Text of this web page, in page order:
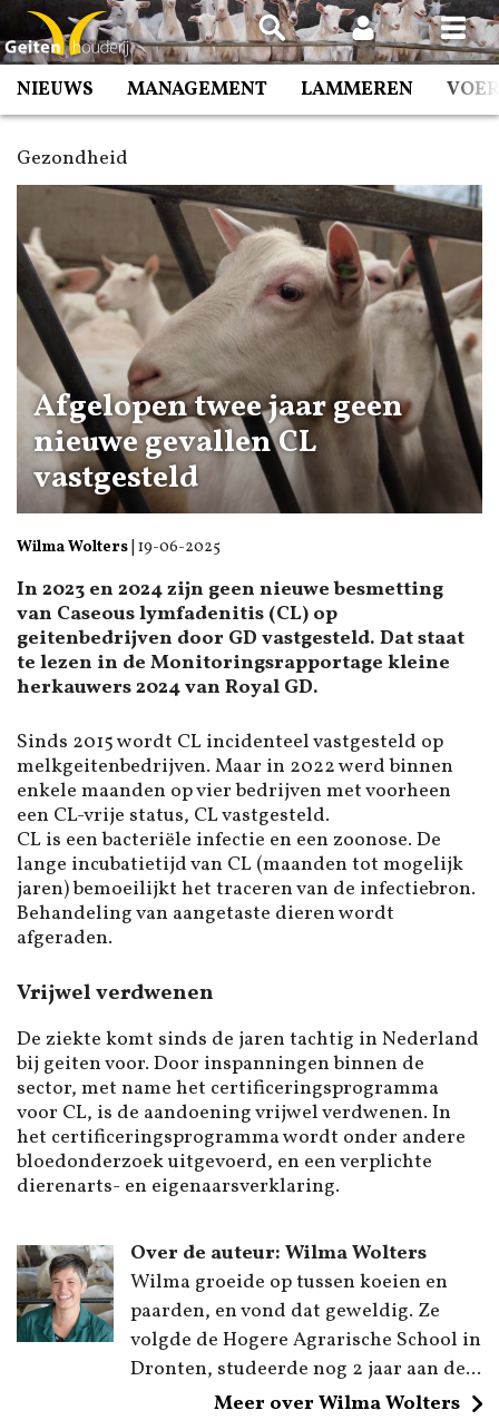
Spring
naar
inhoud
NIEUWS MANAGEMENT LAMMEREN
Gezondheid
Afgelopen twee jaar geen
nieuwe gevallen CL
vastgesteld
Wilma Wolters 19-06-2025
In 2023 en 2024 zijn geen nieuwe besmetting
van Caseous lymfadenitis (CL) op
geitenbedrijven door GD vastgesteld. Dat staat
te lezen in de Monitoringsrapportage kleine
herkauwers 2024 van Royal GD.
Sinds 2015 wordt CL incidenteel vastgesteld op
melkgeitenbedrijven. Maar in 2022 werd binnen
enkele maanden op vier bedrijven met voorheen
een CL-vrije status, CL vastgesteld.
CL is een bacteriële infectie en een zoonose. De
lange incubatietijd van CL (maanden tot mogelijk
jaren) bemoeilijkt het traceren van de infectiebron.
Behandeling van aangetaste dieren wordt
afgeraden.
Vrijwel verdwenen
De ziekte komt sinds de jaren tachtig in Nederland
bij geiten voor. Door inspanningen binnen de
sector, met name het certificeringsprogramma
voor CL, is de aandoening vrijwel verdwenen. In
het certificeringsprogramma wordt onder andere
bloedonderzoek uitgevoerd, en een verplichte
dierenarts- en eigenaarsverklaring.
Over de auteur: Wilma Wolters
Wilma groeide op tussen koeien en
paarden, en vond dat geweldig. Ze
volgde de Hogere Agrarische School in
Dronten, studeerde nog 2 jaar aan de...
Meer over Wilma Wolters